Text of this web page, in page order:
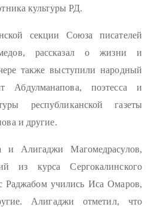
культуры РД.
секции Союза писателей
рассказал о жизни и
также выступили народный
Абдулманапова, поэтесса и
республиканской газеты
и другие.
и Алигаджи Магомедрасулов,
из курса Сергокалинского
Раджабом учились Иса Омаров,
Алигаджи отметил, что